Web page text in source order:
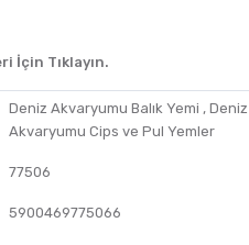
İçin Tıklayın.
Deniz Akvaryumu Balık Yemi , Deniz
Akvaryumu Cips ve Pul Yemler
77506
5900469775066